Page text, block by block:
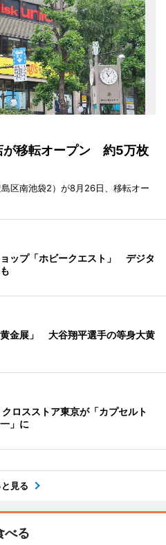
が移転オープン 約5万枚
区南池袋2）が8月26日、移転オー
ップ「ホビークエスト」 デジタ
金展」 大谷翔平選手の等身大黄
ロスストア東京が「カプセルト
」に
見る
べる